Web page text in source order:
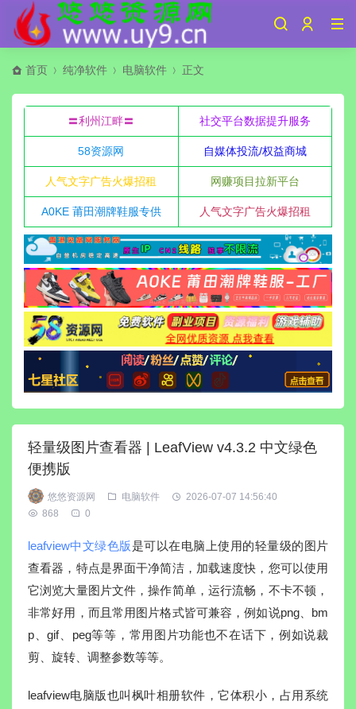
首页 纯净软件 电脑软件 正文
〓利州江畔〓 社交平台数据提升服务
58资源网 自媒体投流/权益商城
人气文字广告火爆招租 网赚项目拉新平台
A0KE 莆田潮牌鞋服专供 人气文字广告火爆招租
轻量级图片查看器 | LeafView v4.3.2 中文绿色
便携版
悠悠资源网 电脑软件
2026-07-07 14:56:40
868
0
leafview中文绿色版是可以在电脑上使用的轻量级的图片
查看器，特点是界面干净简洁，加载速度快，您可以使用
它浏览大量图片文件，操作简单，运行流畅，不卡不顿，
非常好用，而且常用图片格式皆可兼容，例如说png、bm
p、gif、peg等等，常用图片功能也不在话下，例如说裁
剪、旋转、调整参数等等。
leafview电脑版也叫枫叶相册软件，它体积小，占用系统